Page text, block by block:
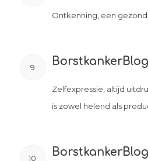
Ontkenning, een
9 BorstkankerBlog
Zelfexpressie, altijd
is zowel helend als
10